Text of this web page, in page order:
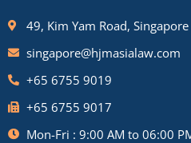
49, Kim Yam Road,
singapore@hjmasialaw.com
+65 6755 9019
+65 6755 9017
Mon-Fri : 9:00 AM to 06:00